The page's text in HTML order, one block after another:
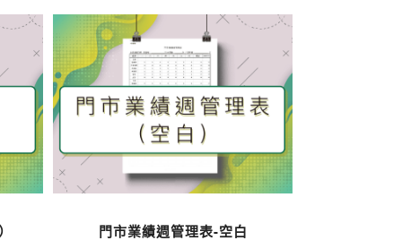
門市業績週管理表-空白